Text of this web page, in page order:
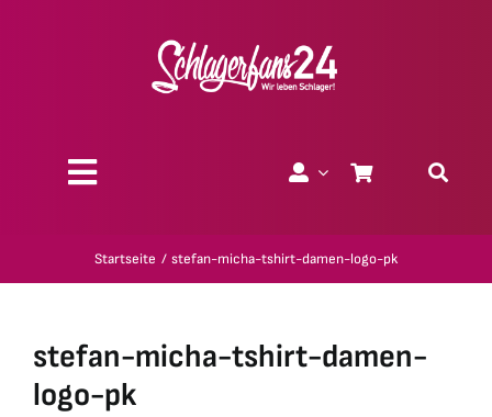
Toggle
Geschenk-Gutscheine
Startseite stefan-micha-tshirt-damen-logo-pk
stefan-micha-tshirt-damen-
logo-pk